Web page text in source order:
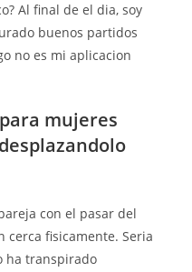
Al final de el dia, soy
buenos partidos
no es mi aplicacion
mujeres
con el pasar del
cerca fisicamente. Seri­a
ha transpirado